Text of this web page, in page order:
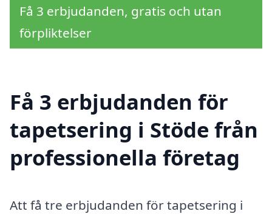
Få 3 erbjudanden, gratis och utan
förpliktelser
Få 3 erbjudanden för
tapetsering i Stöde från
professionella företag
Att få tre erbjudanden för tapetsering i